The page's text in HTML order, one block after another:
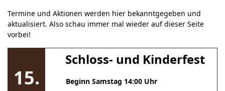
Termine und Aktionen werden hier bekanntgegeben und
aktualisiert. Also schau immer mal wieder auf dieser Seite
vorbei!
15.
Schloss- und Kinderfest
Beginn Samstag 14:00 Uhr